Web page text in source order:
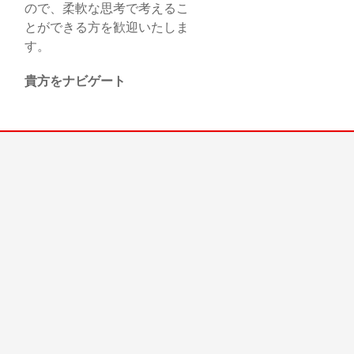
ので、柔軟な思考で考えるこ
とができる方を歓迎いたしま
す。
貴方をナビゲート